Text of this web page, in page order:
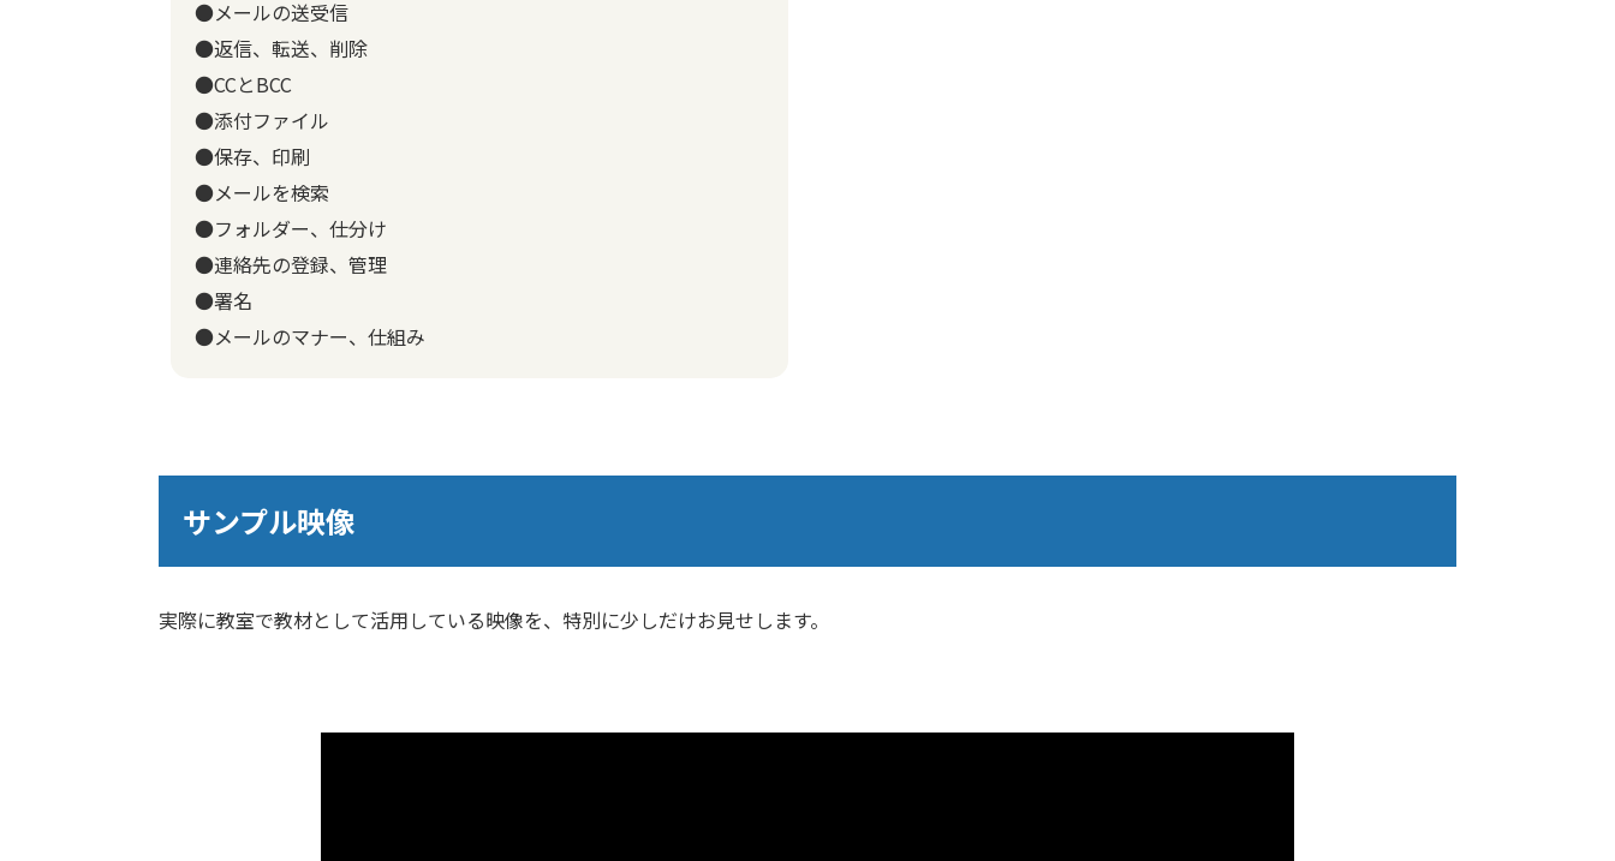
●メールの送受信
●返信、転送、削除
●CCとBCC
●添付ファイル
●保存、印刷
●メールを検索
●フォルダー、仕分け
●連絡先の登録、管理
●署名
●メールのマナー、仕組み
サンプル映像
実際に教室で教材として活用している映像を、特別に少しだけお見せします。